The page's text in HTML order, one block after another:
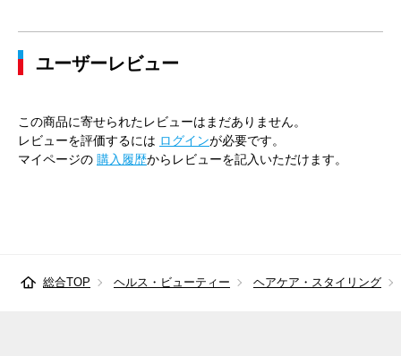
ユーザーレビュー
この商品に寄せられたレビューはまだありません。
レビューを評価するには ログインが必要です。
マイページの 購入履歴からレビューを記入いただけます。
総合TOP ヘルス・ビューティー ヘアケア・スタイリング